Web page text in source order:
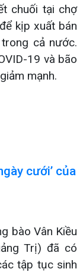
chuối tại chợ
kịp xuất bán
cả nước.
19 và bão
mạnh.
cưới’ của
bào Vân Kiều
Trị) đã có
tập tục sinh